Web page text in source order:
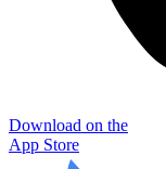
Download on the
App Store